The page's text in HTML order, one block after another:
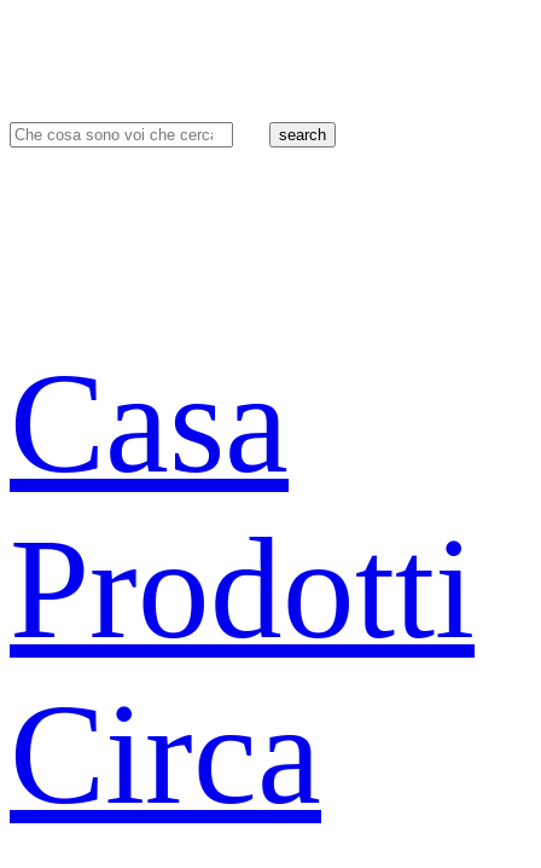
search
Casa
Prodotti
Circa